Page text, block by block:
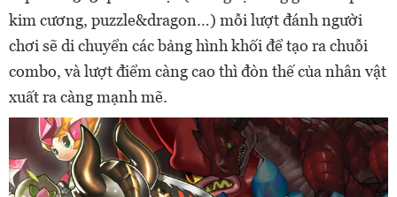
kim cương, puzzle&dragon…) mỗi lượt đánh người
chơi sẽ di chuyển các bảng hình khối để tạo ra chuỗi
combo, và lượt điểm càng cao thì đòn thế của nhân vật
xuất ra càng mạnh mẽ.